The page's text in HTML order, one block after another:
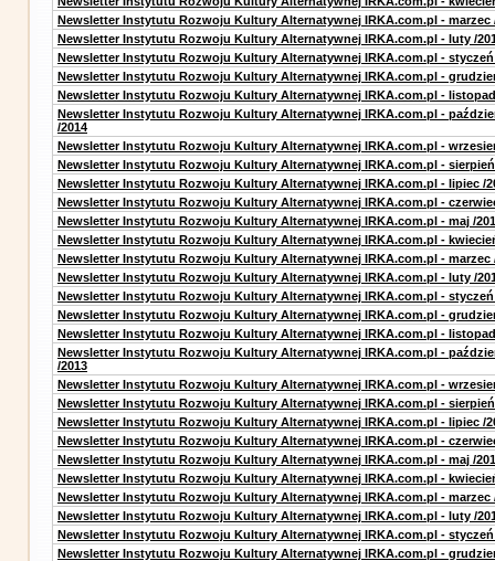
Newsletter Instytutu Rozwoju Kultury Alternatywnej IRKA.com.pl - marzec
Newsletter Instytutu Rozwoju Kultury Alternatywnej IRKA.com.pl - luty /
Newsletter Instytutu Rozwoju Kultury Alternatywnej IRKA.com.pl - styczeń
Newsletter Instytutu Rozwoju Kultury Alternatywnej IRKA.com.pl -
Newsletter Instytutu Rozwoju Kultury Alternatywnej IRKA.com.pl - listopad
Newsletter Instytutu Rozwoju Kultury Alternatywnej IRKA.com.pl -
/2014
Newsletter Instytutu Rozwoju Kultury Alternatywnej IRKA.com.pl -
Newsletter Instytutu Rozwoju Kultury Alternatywnej IRKA.com.pl - sierpień
Newsletter Instytutu Rozwoju Kultury Alternatywnej IRKA.com.pl - lipiec /
Newsletter Instytutu Rozwoju Kultury Alternatywnej IRKA.com.pl -
Newsletter Instytutu Rozwoju Kultury Alternatywnej IRKA.com.pl - maj /
Newsletter Instytutu Rozwoju Kultury Alternatywnej IRKA.com.pl -
Newsletter Instytutu Rozwoju Kultury Alternatywnej IRKA.com.pl - marzec
Newsletter Instytutu Rozwoju Kultury Alternatywnej IRKA.com.pl - luty /
Newsletter Instytutu Rozwoju Kultury Alternatywnej IRKA.com.pl - styczeń
Newsletter Instytutu Rozwoju Kultury Alternatywnej IRKA.com.pl -
Newsletter Instytutu Rozwoju Kultury Alternatywnej IRKA.com.pl - listopad
Newsletter Instytutu Rozwoju Kultury Alternatywnej IRKA.com.pl -
/2013
Newsletter Instytutu Rozwoju Kultury Alternatywnej IRKA.com.pl -
Newsletter Instytutu Rozwoju Kultury Alternatywnej IRKA.com.pl - sierpień
Newsletter Instytutu Rozwoju Kultury Alternatywnej IRKA.com.pl - lipiec /
Newsletter Instytutu Rozwoju Kultury Alternatywnej IRKA.com.pl -
Newsletter Instytutu Rozwoju Kultury Alternatywnej IRKA.com.pl - maj /
Newsletter Instytutu Rozwoju Kultury Alternatywnej IRKA.com.pl -
Newsletter Instytutu Rozwoju Kultury Alternatywnej IRKA.com.pl - marzec
Newsletter Instytutu Rozwoju Kultury Alternatywnej IRKA.com.pl - luty /
Newsletter Instytutu Rozwoju Kultury Alternatywnej IRKA.com.pl - styczeń
Newsletter Instytutu Rozwoju Kultury Alternatywnej IRKA.com.pl -